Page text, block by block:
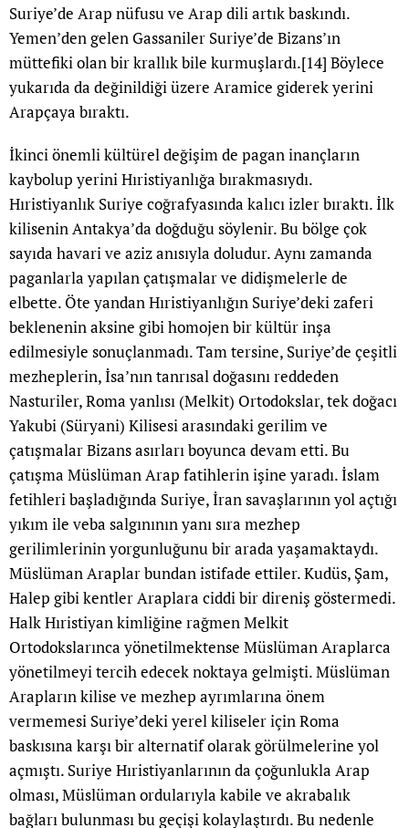
Suriye’de Arap nüfusu ve Arap dili artık baskındı.
Yemen’den gelen Gassaniler Suriye’de Bizans’ın
müttefiki olan bir krallık bile kurmuşlardı.[14] Böylece
yukarıda da değinildiği üzere Aramice giderek yerini
Arapçaya bıraktı.
İkinci önemli kültürel değişim de pagan inançların
kaybolup yerini Hıristiyanlığa bırakmasıydı.
Hıristiyanlık Suriye coğrafyasında kalıcı izler bıraktı. İlk
kilisenin Antakya’da doğduğu söylenir. Bu bölge çok
sayıda havari ve aziz anısıyla doludur. Aynı zamanda
paganlarla yapılan çatışmalar ve didişmelerle de
elbette. Öte yandan Hıristiyanlığın Suriye’deki zaferi
beklenenin aksine gibi homojen bir kültür inşa
edilmesiyle sonuçlanmadı. Tam tersine, Suriye’de çeşitli
mezheplerin, İsa’nın tanrısal doğasını reddeden
Nasturiler, Roma yanlısı (Melkit) Ortodokslar, tek doğacı
Yakubi (Süryani) Kilisesi arasındaki gerilim ve
çatışmalar Bizans asırları boyunca devam etti. Bu
çatışma Müslüman Arap fatihlerin işine yaradı. İslam
fetihleri başladığında Suriye, İran savaşlarının yol açtığı
yıkım ile veba salgınının yanı sıra mezhep
gerilimlerinin yorgunluğunu bir arada yaşamaktaydı.
Müslüman Araplar bundan istifade ettiler. Kudüs, Şam,
Halep gibi kentler Araplara ciddi bir direniş göstermedi.
Halk Hıristiyan kimliğine rağmen Melkit
Ortodokslarınca yönetilmektense Müslüman Araplarca
yönetilmeyi tercih edecek noktaya gelmişti. Müslüman
Arapların kilise ve mezhep ayrımlarına önem
vermemesi Suriye’deki yerel kiliseler için Roma
baskısına karşı bir alternatif olarak görülmelerine yol
açmıştı. Suriye Hıristiyanlarının da çoğunlukla Arap
olması, Müslüman ordularıyla kabile ve akrabalık
bağları bulunması bu geçişi kolaylaştırdı. Bu nedenle